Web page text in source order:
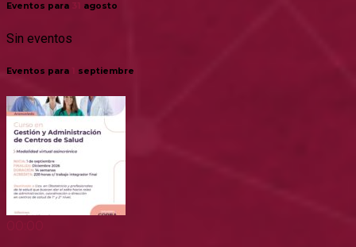
Eventos para agosto
Sin eventos
Eventos para septiembre